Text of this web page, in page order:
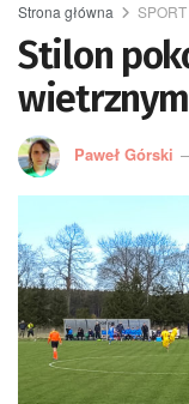
Strona główna SPORT
Stilon
Paweł Górski